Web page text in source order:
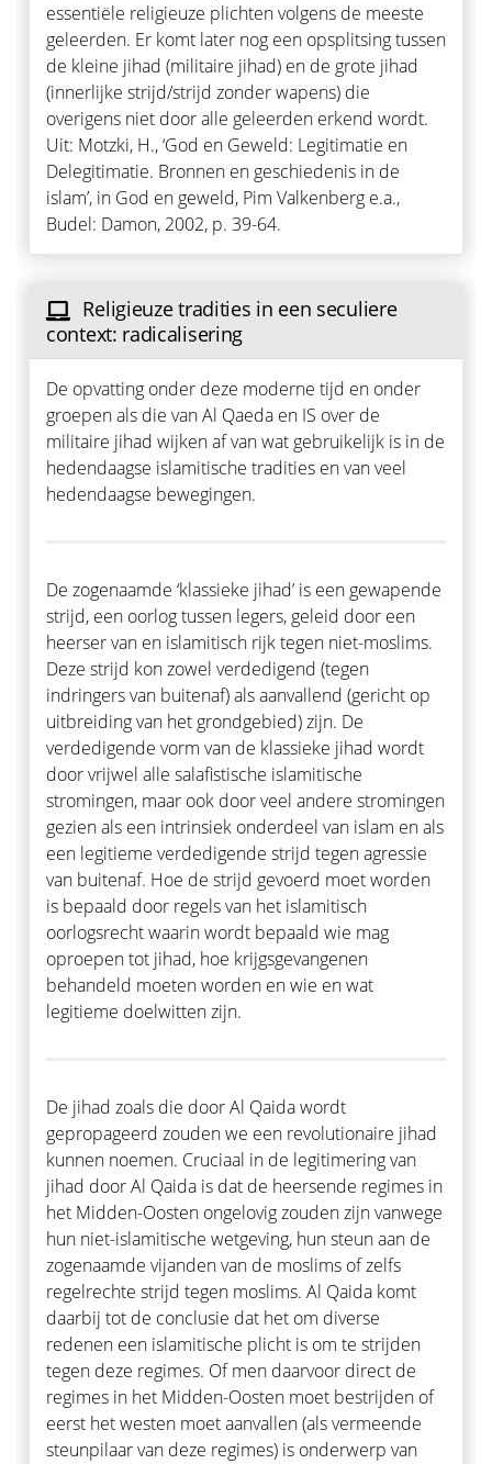
essentiële religieuze plichten volgens de meeste
geleerden. Er komt later nog een opsplitsing tussen
de kleine jihad (militaire jihad) en de grote jihad
(innerlijke strijd/strijd zonder wapens) die
overigens niet door alle geleerden erkend wordt.
Uit: Motzki, H., ‘God en Geweld: Legitimatie en
Delegitimatie. Bronnen en geschiedenis in de
islam’, in God en geweld, Pim Valkenberg e.a.,
Budel: Damon, 2002, p. 39-64.
Religieuze tradities in een seculiere
context: radicalisering
De opvatting onder deze moderne tijd en onder
groepen als die van Al Qaeda en IS over de
militaire jihad wijken af van wat gebruikelijk is in de
hedendaagse islamitische tradities en van veel
hedendaagse bewegingen.
De zogenaamde ‘klassieke jihad’ is een gewapende
strijd, een oorlog tussen legers, geleid door een
heerser van en islamitisch rijk tegen niet-moslims.
Deze strijd kon zowel verdedigend (tegen
indringers van buitenaf) als aanvallend (gericht op
uitbreiding van het grondgebied) zijn. De
verdedigende vorm van de klassieke jihad wordt
door vrijwel alle salafistische islamitische
stromingen, maar ook door veel andere stromingen
gezien als een intrinsiek onderdeel van islam en als
een legitieme verdedigende strijd tegen agressie
van buitenaf. Hoe de strijd gevoerd moet worden
is bepaald door regels van het islamitisch
oorlogsrecht waarin wordt bepaald wie mag
oproepen tot jihad, hoe krijgsgevangenen
behandeld moeten worden en wie en wat
legitieme doelwitten zijn.
De jihad zoals die door Al Qaida wordt
gepropageerd zouden we een revolutionaire jihad
kunnen noemen. Cruciaal in de legitimering van
jihad door Al Qaida is dat de heersende regimes in
het Midden-Oosten ongelovig zouden zijn vanwege
hun niet-islamitische wetgeving, hun steun aan de
zogenaamde vijanden van de moslims of zelfs
regelrechte strijd tegen moslims. Al Qaida komt
daarbij tot de conclusie dat het om diverse
redenen een islamitische plicht is om te strijden
tegen deze regimes. Of men daarvoor direct de
regimes in het Midden-Oosten moet bestrijden of
eerst het westen moet aanvallen (als vermeende
steunpilaar van deze regimes) is onderwerp van